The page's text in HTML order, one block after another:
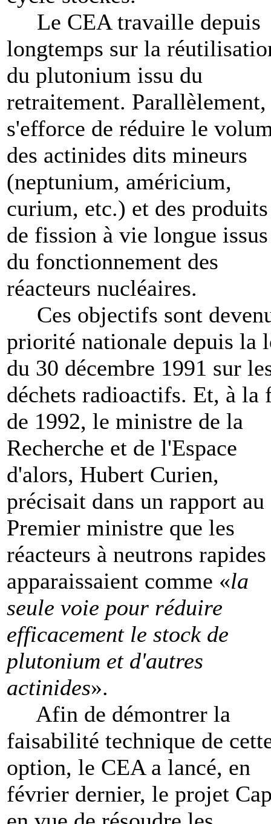
Le CEA travaille depuis
longtemps sur la
du plutonium issu du
retraitement.
s'efforce de réduire le
des actinides dits mineurs
(neptunium, américium,
curium, etc.) et des produits
de fission à vie longue issus
du fonctionnement des
réacteurs nucléaires.
Ces objectifs sont
priorité nationale depuis la
du 30 décembre 1991 sur
déchets radioactifs. Et, à la
de 1992, le ministre de la
Recherche et de l'Espace
d'alors, Hubert Curien,
précisait dans un rapport au
Premier ministre que les
réacteurs à neutrons rapides
apparaissaient comme «la
seule voie pour réduire
efficacement le stock de
plutonium et d'autres
actinides».
Afin de démontrer la
faisabilité technique de
option, le CEA a lancé, en
février dernier, le projet